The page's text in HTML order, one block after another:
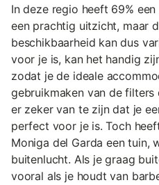
In deze regio heeft 69%
een prachtig uitzicht, maar
beschikbaarheid kan dus
voor je is, kan het handig
zodat je de ideale
gebruikmaken van de
er zeker van te zijn dat je
perfect voor je is. Toch
Moniga del Garda een tuin,
buitenlucht. Als je graag
vooral als je houdt van